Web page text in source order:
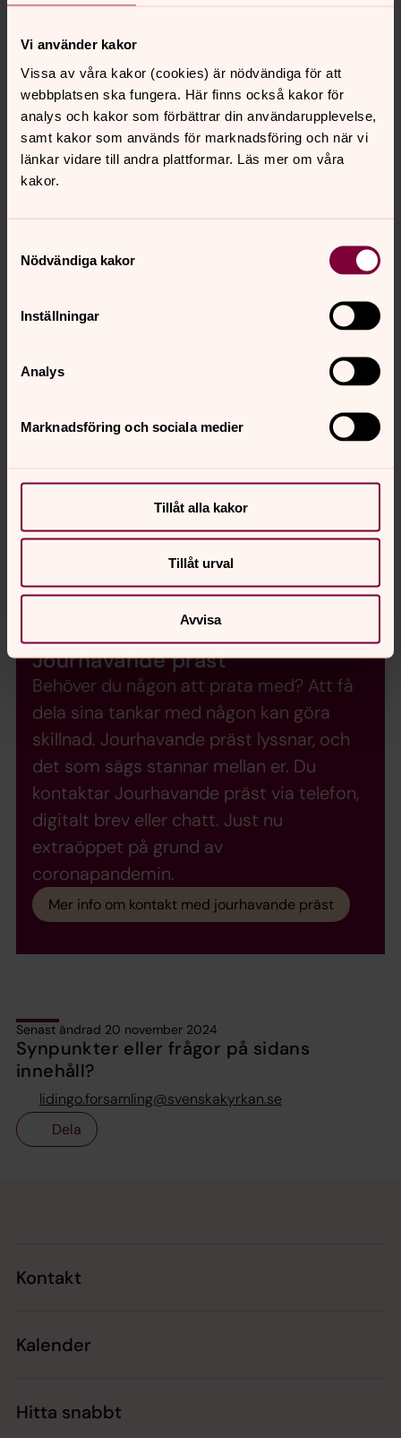
Vi använder kakor
Vissa av våra kakor (cookies) är nödvändiga för att
webbplatsen ska fungera. Här finns också kakor för
analys och kakor som förbättrar din användarupplevelse,
samt kakor som används för marknadsföring och när vi
länkar vidare till andra plattformar. Läs mer om våra
kakor.
Nödvändiga kakor
Inställningar
Analys
Marknadsföring och sociala medier
Tillåt alla kakor
Tillåt urval
Avvisa
Kauneimmat joululaulut
Kuuntele, katsele ja laula mukana! Ni som
har som har anmält intresse för
sverigefinsk verksamhet, har fått
tillhörade sånghäftet i hemskickat. De
vackraste julsånger är ett allsångstillfälle
som hör ihop med ett julsångshäftet
även att ta del av digitalt.
Jourhavande präst
Behöver du någon att prata med? Att få
dela sina tankar med någon kan göra
skillnad. Jourhavande präst lyssnar, och
det som sägs stannar mellan er. Du
kontaktar Jourhavande präst via telefon,
digitalt brev eller chatt. Just nu
extraöppet på grund av
coronapandemin.
Mer info om kontakt med jourhavande präst
Senast ändrad 20 november 2024
Synpunkter eller frågor på sidans
innehåll?
lidingo.forsamling@svenskakyrkan.se
Dela
Kontakt
Kalender
Hitta snabbt